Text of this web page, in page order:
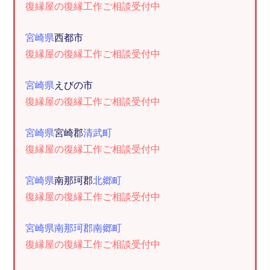
復縁屋の復縁工作ご相談受付中
宮崎県西都市
復縁屋の復縁工作ご相談受付中
宮崎県 えびの市
復縁屋の復縁工作ご相談受付中
宮崎県宮崎郡清武町
復縁屋の復縁工作ご相談受付中
宮崎県南那珂郡北郷町
復縁屋の復縁工作ご相談受付中
宮崎県南那珂郡南郷町
復縁屋の復縁工作ご相談受付中